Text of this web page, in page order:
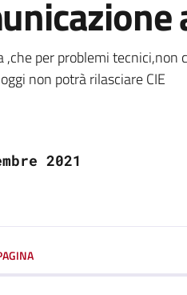
della
,che per problemi
non potrà rilasciare CIE
2021